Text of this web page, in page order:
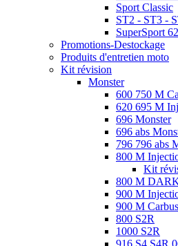
Sport Classic
ST2 - ST3 -
SuperSport
Promotions-Destockage
Produits d'entretien moto
Kit révision
Monster
600 750 M
620 695 M
696 Monster
696 abs
796 796 abs
800 M
Kit
800 M
900 M
900 M Carbus
800 S2R
1000 S2R
916 S4 S4R